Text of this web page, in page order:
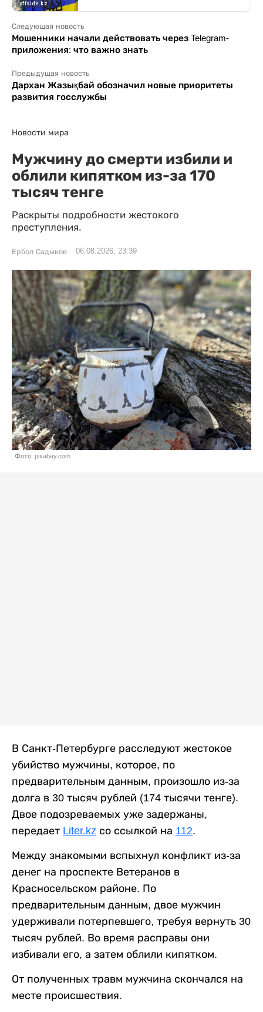
Следующая новость
Мошенники начали действовать через Telegram-
приложения: что важно знать
Предыдущая новость
Дархан Жазықбай обозначил новые приоритеты
развития госслужбы
Новости мира
Мужчину до смерти избили и
облили кипятком из-за 170
тысяч тенге
Раскрыты подробности жестокого
преступления.
Ербол Садыков 06.08.2026, 23:39
Фото: pixabay.com
В Санкт-Петербурге расследуют жестокое
убийство мужчины, которое, по
предварительным данным, произошло из-за
долга в 30 тысяч рублей (174 тысячи тенге).
Двое подозреваемых уже задержаны,
передает Liter.kz со ссылкой на 112.
Между знакомыми вспыхнул конфликт из-за
денег на проспекте Ветеранов в
Красносельском районе. По
предварительным данным, двое мужчин
удерживали потерпевшего, требуя вернуть 30
тысяч рублей. Во время расправы они
избивали его, а затем облили кипятком.
От полученных травм мужчина скончался на
месте происшествия.